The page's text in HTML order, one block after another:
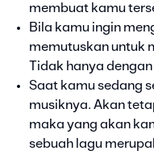
membuat kamu
Bila kamu ingin
memutuskan untuk
Tidak hanya
Saat kamu sedang
musiknya. Akan
maka yang akan
sebuah lagu